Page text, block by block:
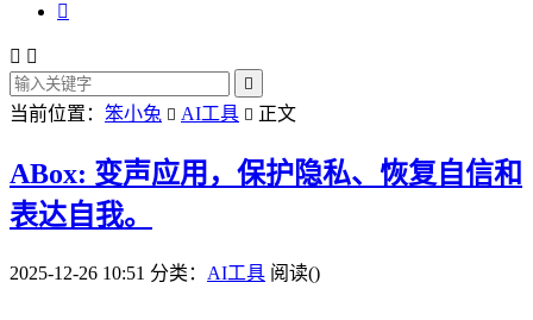

 

当前位置： 笨小兔  AI工具  正文
ABox: 变声应用，保护隐私、恢复自信和
表达自我。
2025-12-26 10:51 分类： AI工具 阅读()